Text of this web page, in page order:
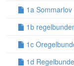
1a Sommarlov
1b
1c
1d